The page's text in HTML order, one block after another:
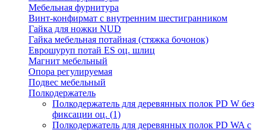
Мебельная фурнитура
Винт-конфирмат с внутренним шестигранником
Гайка для ножки NUD
Гайка мебельная потайная (стяжка бочонок)
Еврошуруп потай ES оц. шлиц
Магнит мебельный
Опора регулируемая
Подвес мебельный
Полкодержатель
Полкодержатель для деревянных полок PD W без
фиксации оц. (1)
Полкодержатель для деревянных полок PD WA с